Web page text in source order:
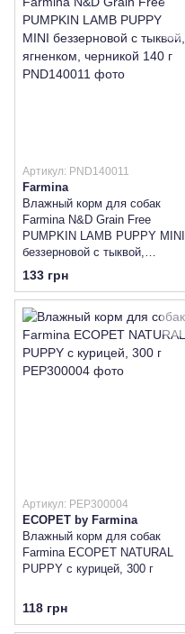
Артикул: PND140011
Farmina
Влажный корм для собак
Farmina N&D Grain Free
PUMPKIN LAMB PUPPY MINI
беззерновой с тыквой,
ягненком, черникой 140 г
133 грн
Артикул: PEP300004
ECOPET by Farmina
Влажный корм для собак
Farmina ECOPET NATURAL
PUPPY с курицей, 300 г
118 грн